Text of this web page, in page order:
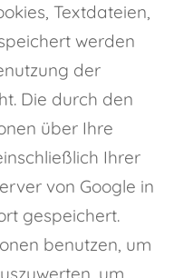
Textdateien,
werden
der
Die durch den
über Ihre
Ihrer
von Google in
gespeichert.
benutzen, um
um